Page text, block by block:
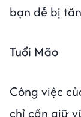
bạn dễ bị
Tuổi Mão
Công việc
chỉ cần giữ